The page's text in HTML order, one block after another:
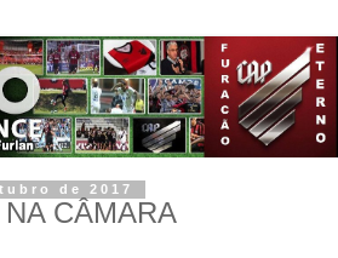
de 2017
CÂMARA